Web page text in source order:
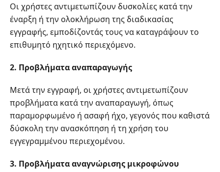
Οι χρήστες αντιμετωπίζουν δυσκολίες κατά την
έναρξη ή την ολοκλήρωση της διαδικασίας
εγγραφής, εμποδίζοντάς τους να καταγράψουν το
επιθυμητό ηχητικό περιεχόμενο.
2. Προβλήματα αναπαραγωγής
Μετά την εγγραφή, οι χρήστες αντιμετωπίζουν
προβλήματα κατά την αναπαραγωγή, όπως
παραμορφωμένο ή ασαφή ήχο, γεγονός που καθιστά
δύσκολη την ανασκόπηση ή τη χρήση του
εγγεγραμμένου περιεχομένου.
3. Προβλήματα αναγνώρισης μικροφώνου